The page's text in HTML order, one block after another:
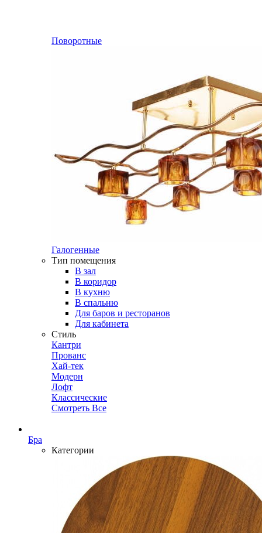
Поворотные
Галогенные
Тип помещения
В зал
В коридор
В кухню
В спальню
Для баров и ресторанов
Для кабинета
Стиль
Кантри
Прованс
Хай-тек
Модерн
Лофт
Классические
Смотреть Все
Бра
Категории